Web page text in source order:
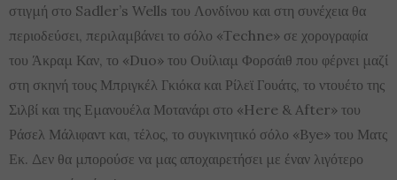
στιγμή στο Sadler’s Wells του Λονδίνου και στη συνέχεια θα
περιοδεύσει, περιλαμβάνει το σόλο «Τechne» σε χορογραφία
του Άκραμ Καν, το «Duo» του Ουίλιαμ Φορσάιθ που φέρνει μαζί
στη σκηνή τους Μπριγκέλ Γκιόκα και Ρίλεϊ Γουάτς, το ντουέτο της
Σιλβί και της Εμανουέλα Μοτανάρι στο «Here & After» του
Ράσελ Μάλιφαντ και, τέλος, το συγκινητικό σόλο «Bye» του Ματς
Εκ. Δεν θα μπορούσε να μας αποχαιρετήσει με έναν λιγότερο